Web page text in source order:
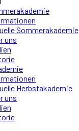
Sommerakademie
uns
Herbstakademie
uns